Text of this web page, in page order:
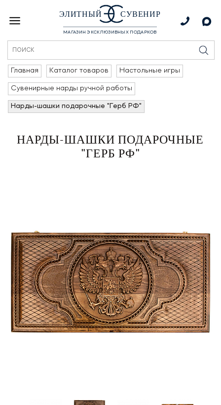
ЭЛИТНЫЙ СУВЕНИР
МАГАЗИН ЭКСКЛЮЗИВНЫХ ПОДАРКОВ
Главная Каталог товаров Настольные игры
Сувенирные нарды ручной работы
Нарды-шашки подарочные "Герб РФ"
НАРДЫ-ШАШКИ ПОДАРОЧНЫЕ
"ГЕРБ РФ"